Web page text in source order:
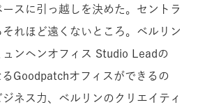
スに引っ越しを決めた。セントラ
れほど遠くないところ。ベルリン
ュンヘンオフィス Studio Leadの
Goodpatchオフィスができるの
ネス力、ベルリンのクリエイティ